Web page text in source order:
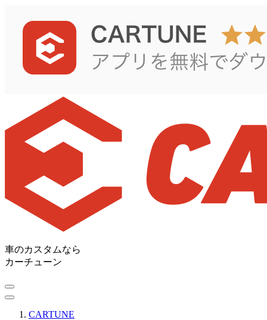
車のカスタムなら
カーチューン
CARTUNE